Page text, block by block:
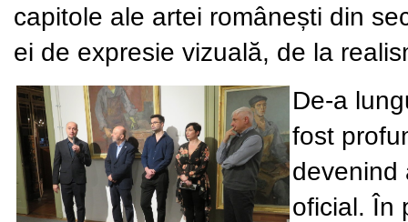
capitole ale artei românești din
ei de expresie vizuală, de la
De-a
fost
devenind
oficial. În